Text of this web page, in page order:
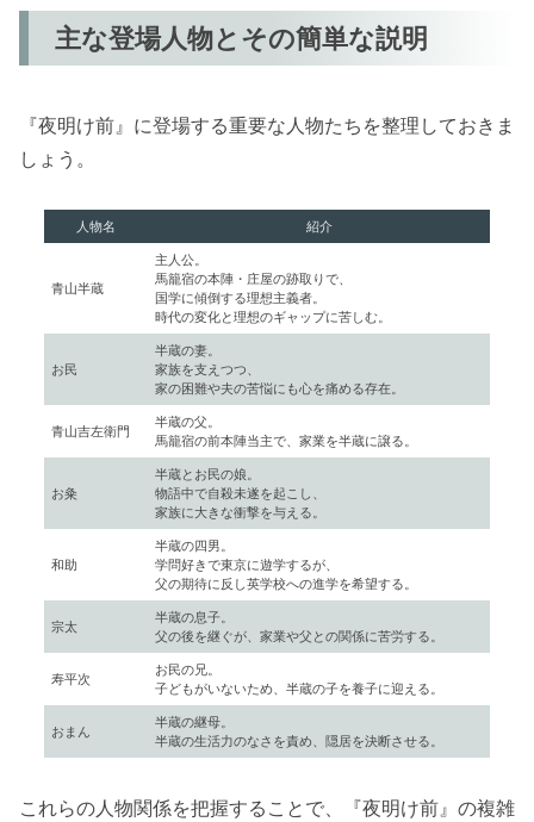
主な登場人物とその簡単な説明
『夜明け前』に登場する重要な人物たちを整理しておきま
しょう。
人物名 紹介
青山半蔵
主人公。
馬籠宿の本陣・庄屋の跡取りで、
国学に傾倒する理想主義者。
時代の変化と理想のギャップに苦しむ。
お民
半蔵の妻。
家族を支えつつ、
家の困難や夫の苦悩にも心を痛める存在。
青山吉左衛門
半蔵の父。
馬籠宿の前本陣当主で、家業を半蔵に譲る。
お粂
半蔵とお民の娘。
物語中で自殺未遂を起こし、
家族に大きな衝撃を与える。
和助
半蔵の四男。
学問好きで東京に遊学するが、
父の期待に反し英学校への進学を希望する。
宗太
半蔵の息子。
父の後を継ぐが、家業や父との関係に苦労する。
寿平次
お民の兄。
子どもがいないため、半蔵の子を養子に迎える。
おまん
半蔵の継母。
半蔵の生活力のなさを責め、隠居を決断させる。
これらの人物関係を把握することで、『夜明け前』の複雑